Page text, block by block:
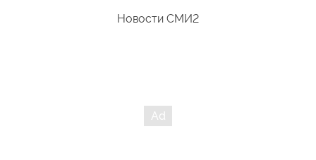
Новости СМИ2